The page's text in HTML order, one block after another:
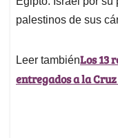
palestinos de sus
Leer tambiénLos 13
entregados a la